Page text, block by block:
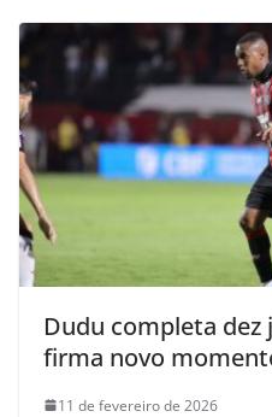
Dudu completa dez
firma novo
11 de fevereiro de 2026